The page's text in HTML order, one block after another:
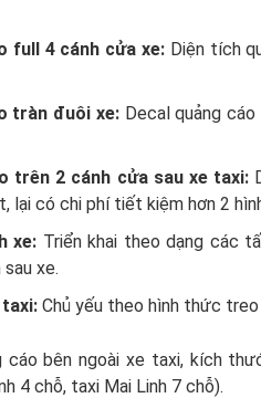
full 4 cánh cửa xe: Diện tích
tràn đuôi xe: Decal quảng
trên 2 cánh cửa sau xe taxi:
lại có chi phí tiết kiệm hơn 2
xe: Triển khai theo dạng các
xe.
Chủ yếu theo hình thức
cáo bên ngoài xe taxi, kích
4 chỗ, taxi Mai Linh 7 chỗ).